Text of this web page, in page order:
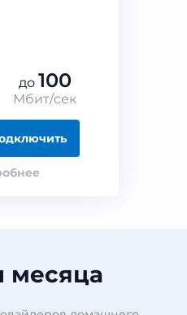
до 100
Мбит/сек
месяца